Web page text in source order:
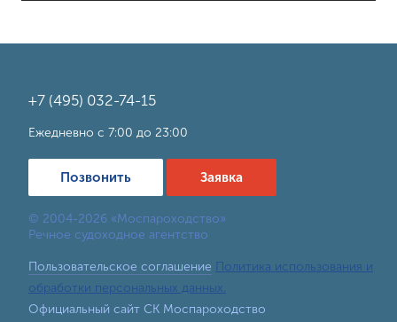
+7 (495) 032-74-15
Ежедневно с 7:00 до 23:00
Позвонить Заявка
© 2004-2026 «Моспароходство»
Речное судоходное агентство
Пользовательское соглашение Политика использования и
обработки персональных данных.
Официальный сайт СК Моспароходство